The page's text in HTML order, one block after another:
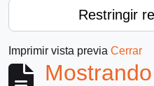
Restringir
Imprimir vista previa Cerrar